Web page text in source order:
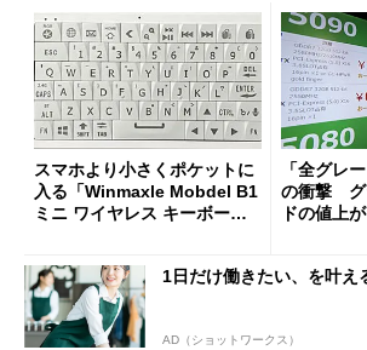
スマホより小さくポケットに
入る「Winmaxle Mobdel B1
ミニ ワイヤレス キーボー
「全グレ
の衝撃 グ
ドの値上
1日だけ働きたい、を叶え
AD（ショットワークス）